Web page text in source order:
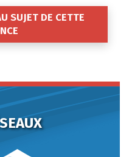
SUJET DE CETTE